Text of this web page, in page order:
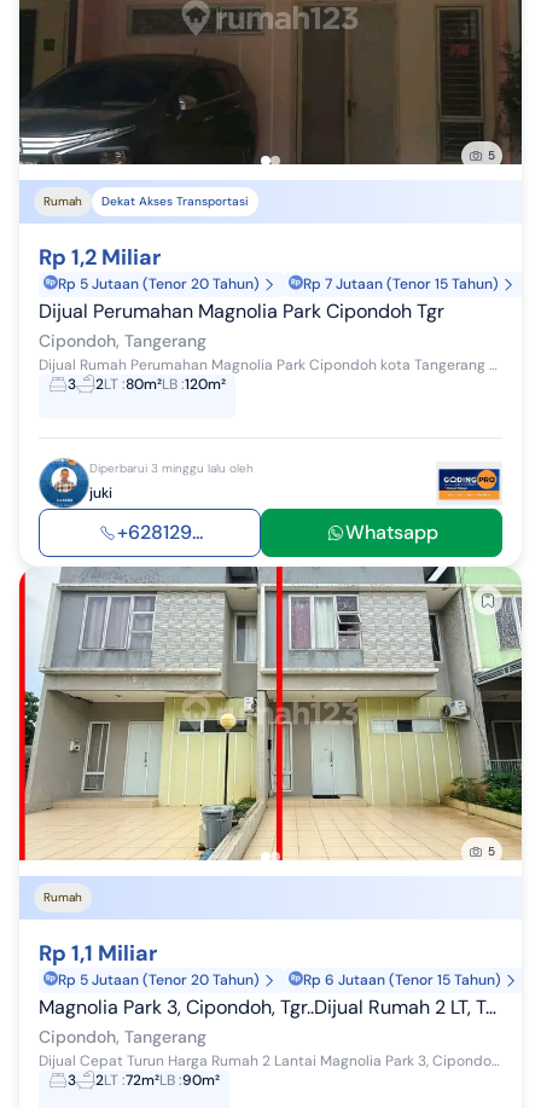
5
Rumah Dekat Akses Transportasi
Rp 1,2 Miliar
Rp 5 Jutaan (Tenor 20 Tahun) Rp 7 Jutaan (Tenor 15 Tahun)
Dijual Perumahan Magnolia Park Cipondoh Tgr
Cipondoh, Tangerang
Dijual Rumah Perumahan Magnolia Park Cipondoh kota Tangerang Rp 1.2 Miliar Cash Kpr Bank LT 80 m² Bangunan 120 m² Surat SHM IMB Pbb K...
3
2LT:80m²LB:120m²
Diperbarui 3 minggu lalu oleh
juki
+628129... Whatsapp
5
Rumah
Rp 1,1 Miliar
Rp 5 Jutaan (Tenor 20 Tahun) Rp 6 Jutaan (Tenor 15 Tahun)
Magnolia Park 3, Cipondoh, Tgr..Dijual Rumah 2 LT, Turun Harga Dari 1.4M Menjadi 1.1M Nego, Hadap Barat, Semi Furnish, PLN 2200W, Air Pam, Shgb.-Rr
Cipondoh, Tangerang
Dijual Cepat Turun Harga Rumah 2 Lantai Magnolia Park 3, Cipondoh, Tangerang Turun Harga dari 1,4M jadi 1,3M Turung Lagi Langsung 1,1M Nego!!! -rr...
3
2LT:72m²LB:90m²